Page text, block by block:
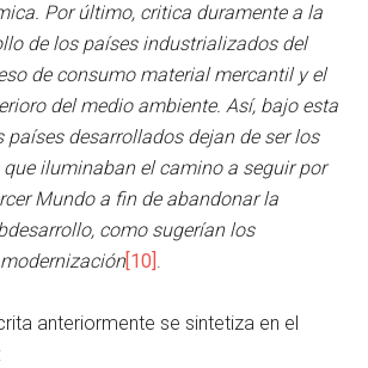
Por último, critica duramente a la
de los países industrializados del
de consumo material mercantil y el
del medio ambiente. Así, bajo esta
países desarrollados dejan de ser los
iluminaban el camino a seguir por
Mundo a fin de abandonar la
como sugerían los
[10] .
anteriormente se sintetiza en el